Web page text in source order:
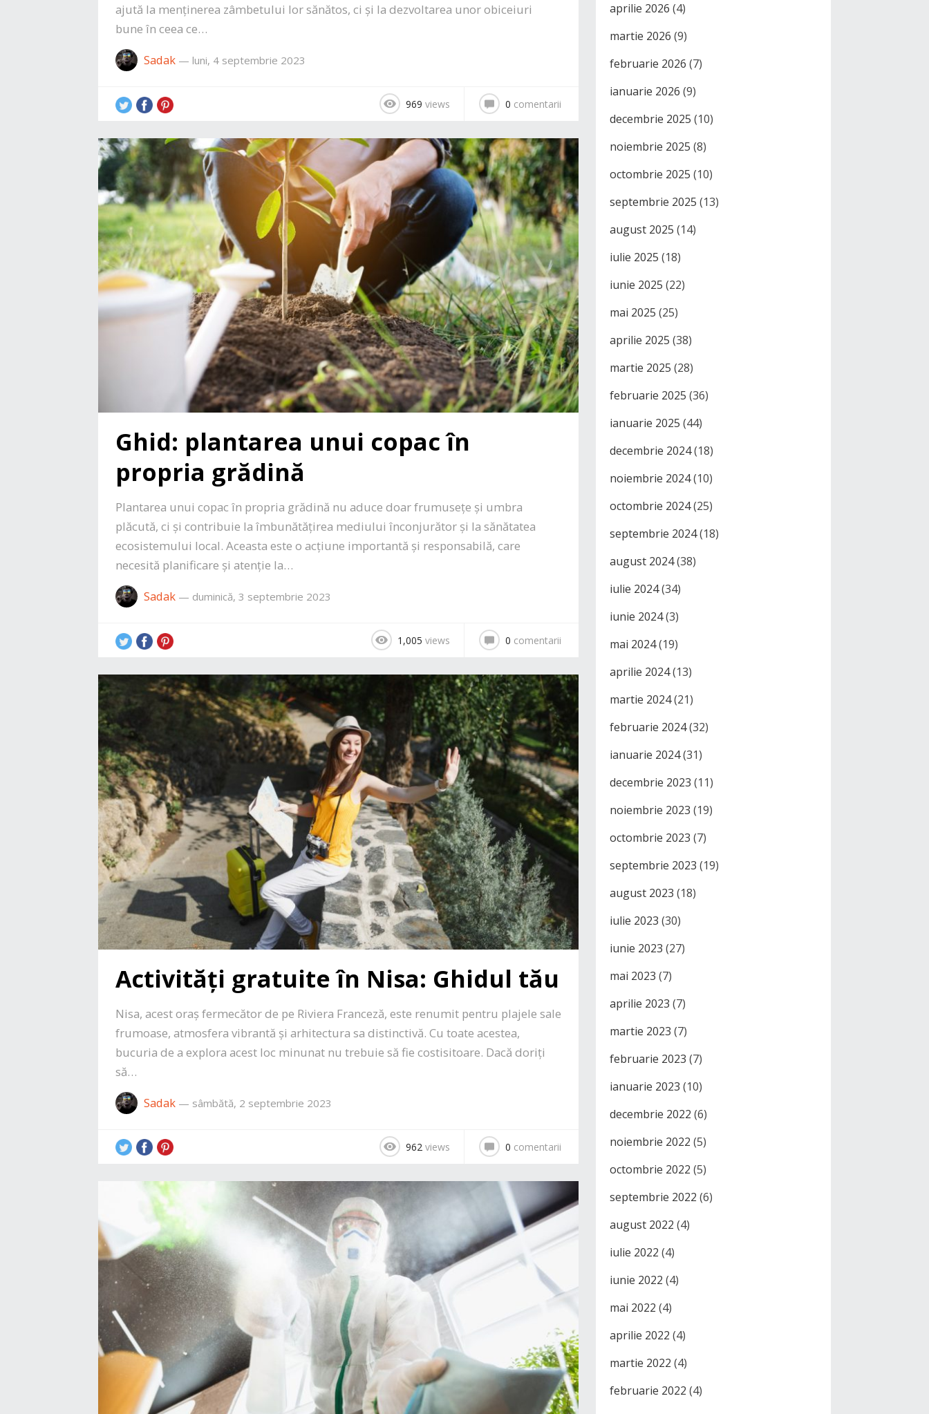
ajută la menținerea zâmbetului lor sănătos, ci și la dezvoltarea unor obiceiuri
bune în ceea ce…
Sadak — luni, 4 septembrie 2023
969 views 0 comentarii
Ghid: plantarea unui copac în
propria grădină
Plantarea unui copac în propria grădină nu aduce doar frumusețe și umbra
plăcută, ci și contribuie la îmbunătățirea mediului înconjurător și la sănătatea
ecosistemului local. Aceasta este o acțiune importantă și responsabilă, care
necesită planificare și atenție la…
Sadak — duminică, 3 septembrie 2023
1,005 views 0 comentarii
Activități gratuite în Nisa: Ghidul tău
Nisa, acest oraș fermecător de pe Riviera Franceză, este renumit pentru plajele sale
frumoase, atmosfera vibrantă și arhitectura sa distinctivă. Cu toate acestea,
bucuria de a explora acest loc minunat nu trebuie să fie costisitoare. Dacă doriți
să…
Sadak — sâmbătă, 2 septembrie 2023
962 views 0 comentarii
aprilie 2026 (4)
martie 2026 (9)
februarie 2026 (7)
ianuarie 2026 (9)
decembrie 2025 (10)
noiembrie 2025 (8)
octombrie 2025 (10)
septembrie 2025 (13)
august 2025 (14)
iulie 2025 (18)
iunie 2025 (22)
mai 2025 (25)
aprilie 2025 (38)
martie 2025 (28)
februarie 2025 (36)
ianuarie 2025 (44)
decembrie 2024(18)
noiembrie 2024(10)
octombrie 2024(25)
septembrie 2024(18)
august 2024(38)
iulie 2024(34)
iunie 2024(3)
mai 2024(19)
aprilie 2024(13)
martie 2024(21)
februarie 2024(32)
ianuarie 2024(31)
decembrie 2023 (11)
noiembrie 2023 (19)
octombrie 2023 (7)
septembrie 2023 (19)
august 2023 (18)
iulie 2023 (30)
iunie 2023 (27)
mai 2023 (7)
aprilie 2023 (7)
martie 2023 (7)
februarie 2023 (7)
ianuarie 2023 (10)
decembrie 2022 (6)
noiembrie 2022 (5)
octombrie 2022 (5)
septembrie 2022 (6)
august 2022 (4)
iulie 2022 (4)
iunie 2022 (4)
mai 2022 (4)
aprilie 2022 (4)
martie 2022 (4)
februarie 2022 (4)